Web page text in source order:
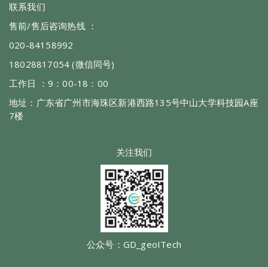
联系我们
售前/售后咨询热线 ：
020-84158992
18028817054 (微信同号)
工作日 ：9：00-18：00
地址：广东省广州市海珠区新港西路135号中山大学科技园A座
7楼
关注我们
公众号：GD_geoITech